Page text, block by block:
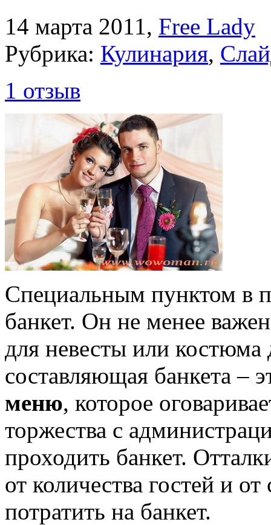
14 марта 2011, Free Lady
Рубрика: Кулинария,
1 отзыв
Специальным пунктом в
банкет. Он не менее
для невесты или
составляющая банкета –
меню, которое
торжества с
проходить банкет.
от количества гостей и
потратить на банкет.